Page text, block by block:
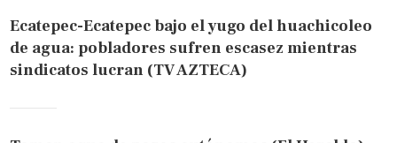
Ecatepec-Ecatepec bajo el yugo del huachicoleo
de agua: pobladores sufren escasez mientras
sindicatos lucran (TV AZTECA)